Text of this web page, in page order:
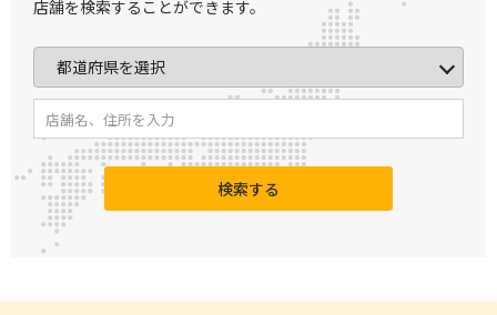
用可能※JUC600機種対応表はメーカーホ
ームページをご確認ください。
店舗を検索することができます。
検索する